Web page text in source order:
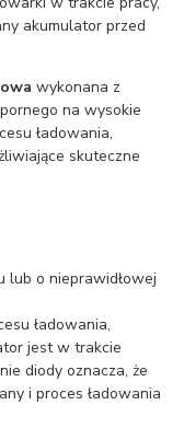
akumulator przed
wykonana z
na wysokie
ładowania,
skuteczne
lub o nieprawidłowej
ładowania,
jest w trakcie
diody oznacza, że
i proces ładowania